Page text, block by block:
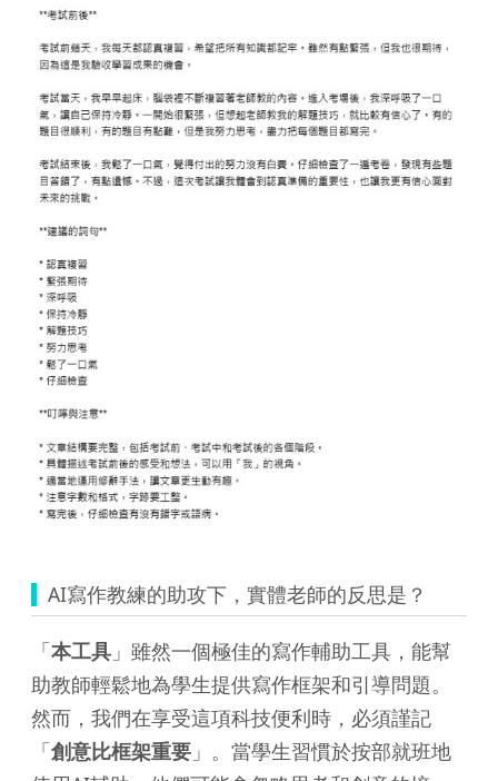
AI寫作教練的助攻下，實體老師的反思是？
「本工具 」雖然一個極佳的寫作輔助工具，能幫
助教師輕鬆地為學生提供寫作框架和引導問題。
然而，我們在享受這項科技便利時，必須謹記
「創意比框架重要 」。當學生習慣於按部就班地